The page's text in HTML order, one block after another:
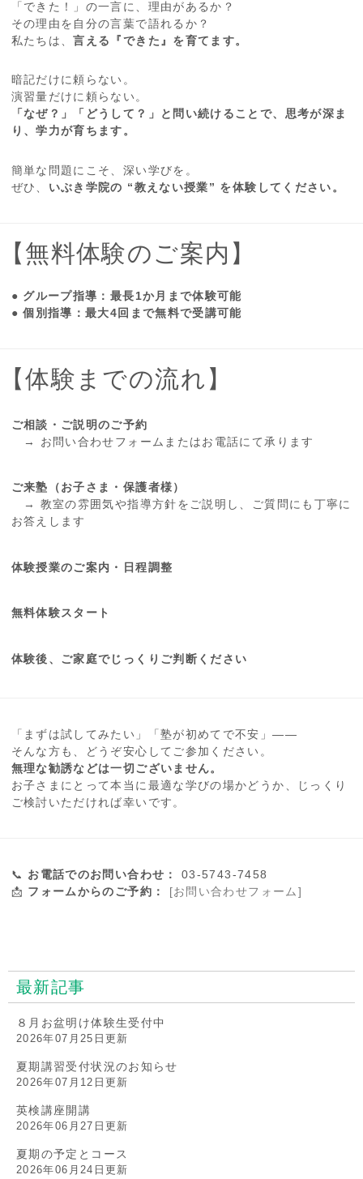
「できた！」の一言に、理由があるか？
その理由を自分の言葉で語れるか？
私たちは、言える『できた』を育てます。
暗記だけに頼らない。
演習量だけに頼らない。
「なぜ？」「どうして？」と問い続けることで、思考が深ま
り、学力が育ちます。
簡単な問題にこそ、深い学びを。
ぜひ、 いぶき学院の “教えない授業” を体験してください。
【無料体験のご案内】
● グループ指導：最長1か月まで体験可能
●個別指導：最大4回まで無料で受講可能
【体験までの流れ】
ご相談・ご説明のご予約
→ お問い合わせフォームまたはお電話にて承ります
ご来塾（お子さま・保護者様）
→ 教室の雰囲気や指導方針をご説明し、ご質問にも丁寧に
お答えします
体験授業のご案内・日程調整
無料体験スタート
体験後、ご家庭でじっくりご判断ください
「まずは試してみたい」「塾が初めてで不安」——
そんな方も、どうぞ安心してご参加ください。
無理な勧誘などは一切ございません。
お子さまにとって本当に最適な学びの場かどうか、じっくり
ご検討いただければ幸いです。
📞 お電話でのお問い合わせ：
03-5743-7458
📩 フォームからのご予約： [お問い合わせフォーム]
最新記事
８月お盆明け体験生受付中
2026年07月25日更新
夏期講習受付状況のお知らせ
2026年07月12日更新
英検講座開講
2026年06月27日更新
夏期の予定とコース
2026年06月24日更新